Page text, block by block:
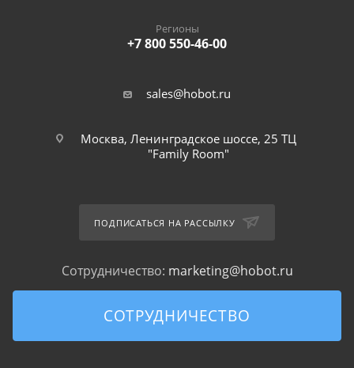
Регионы
+7 800 550-46-00
sales@hobot.ru
Москва, Ленинградское шоссе, 25 ТЦ
"Family Room"
ПОДПИСАТЬСЯ НА РАССЫЛКУ
Сотрудничество: marketing@hobot.ru
СОТРУДНИЧЕСТВО